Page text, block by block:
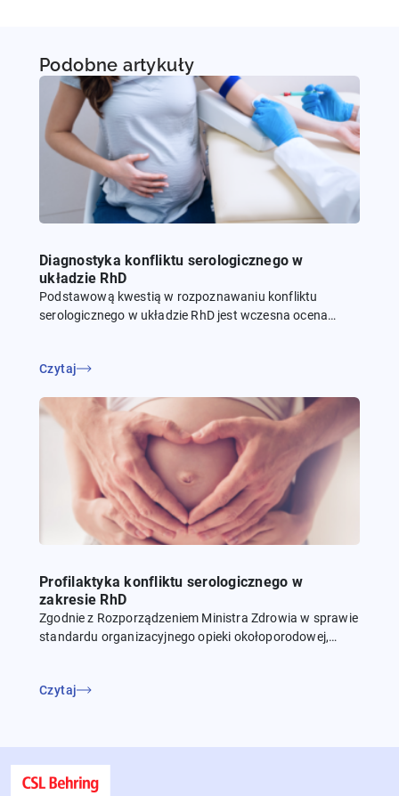
Podobne artykuły
Diagnostyka konfliktu serologicznego w
układzie RhD
Podstawową kwestią w rozpoznawaniu konfliktu
serologicznego w układzie RhD jest wczesna ocena
doprowadzić do ich identyfikacji, a także oznaczenia...
Czytaj
Profilaktyka konfliktu serologicznego w
zakresie RhD
Zgodnie z Rozporządzeniem Ministra Zdrowia w sprawie
standardu organizacyjnego opieki okołoporodowej,
po wcześniejszym potwierdzeniu w teście Coombsa
Czytaj